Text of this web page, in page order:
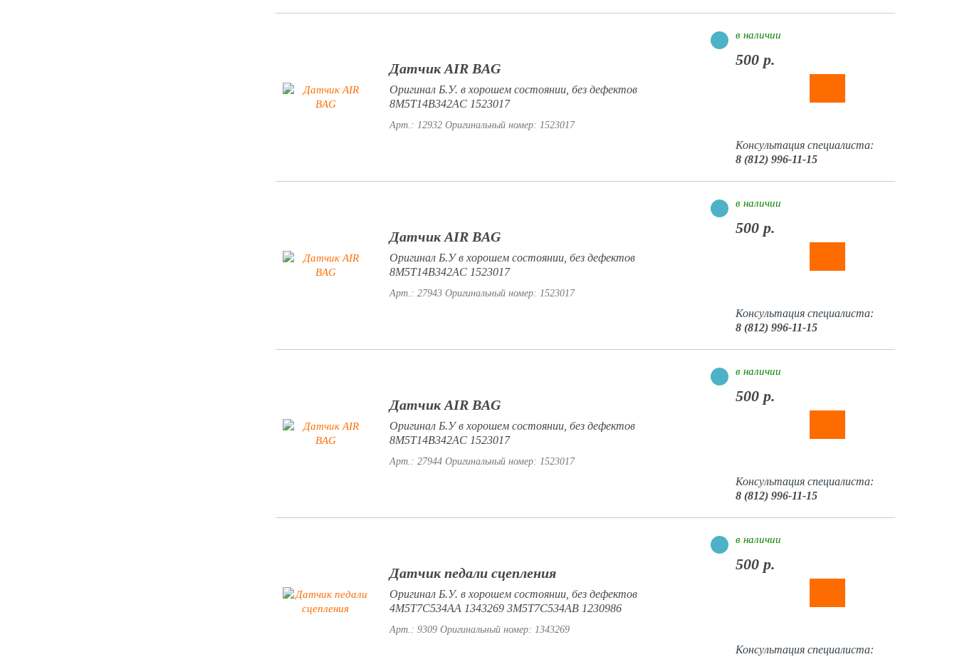
Датчик AIR BAG
Оригинал Б.У. в хорошем состоянии, без дефектов
8M5T14B342AC 1523017
Арт.: 12932 Оригинальный номер: 1523017
в наличии
500 р.
Консультация специалиста:
8 (812) 996-11-15
Датчик AIR BAG
Оригинал Б.У в хорошем состоянии, без дефектов
8M5T14B342AC 1523017
Арт.: 27943 Оригинальный номер: 1523017
в наличии
500 р.
Консультация специалиста:
8 (812) 996-11-15
Датчик AIR BAG
Оригинал Б.У в хорошем состоянии, без дефектов
8M5T14B342AC 1523017
Арт.: 27944 Оригинальный номер: 1523017
в наличии
500 р.
Консультация специалиста:
8 (812) 996-11-15
Датчик педали сцепления
Оригинал Б.У. в хорошем состоянии, без дефектов
4M5T7C534AA 1343269 3M5T7C534AB 1230986
Арт.: 9309 Оригинальный номер: 1343269
в наличии
500 р.
Консультация специалиста: